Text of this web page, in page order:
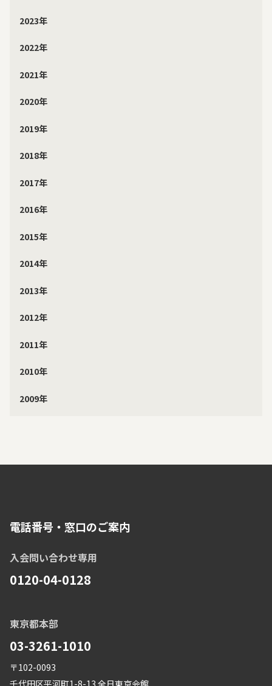
2023年
2022年
2021年
2020年
2019年
2018年
2017年
2016年
2015年
2014年
2013年
2012年
2011年
2010年
2009年
電話番号・窓口のご案内
入会問い合わせ専用
0120-04-0128
東京都本部
03-3261-1010
〒102-0093
千代田区平河町1-8-13 全日東京会館